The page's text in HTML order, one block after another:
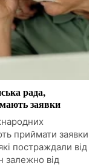
рада,
заявки
приймати заявки
постраждали від
залежно від